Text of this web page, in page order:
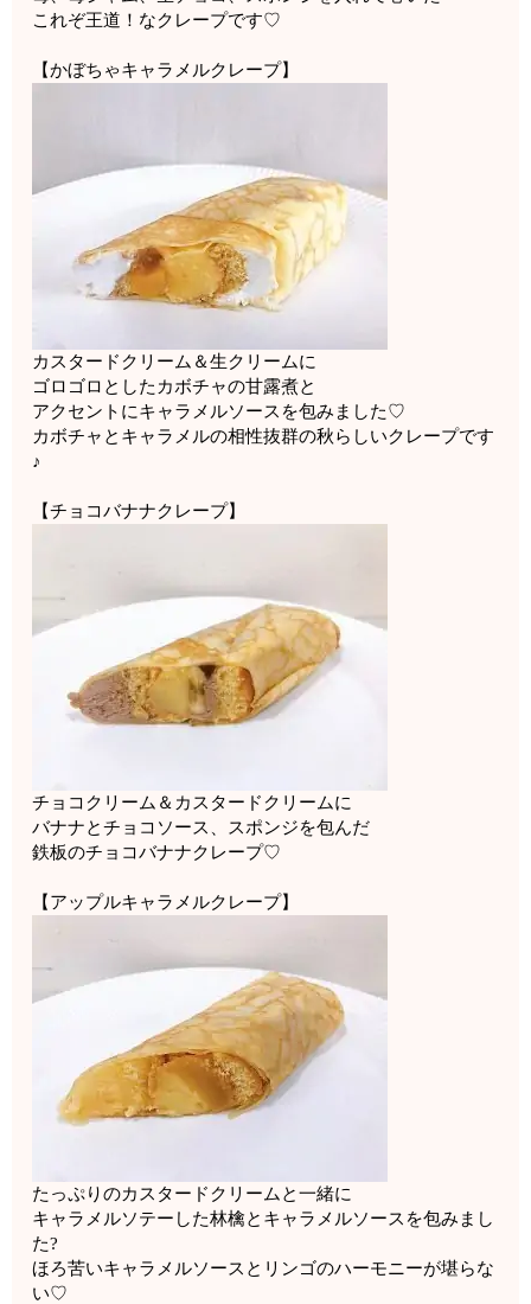
これぞ王道！なクレープです♡
【かぼちゃキャラメルクレープ】
カスタードクリーム＆生クリームに
ゴロゴロとしたカボチャの甘露煮と
アクセントにキャラメルソースを包みました♡
カボチャとキャラメルの相性抜群の秋らしいクレープです
♪
【チョコバナナクレープ】
チョコクリーム＆カスタードクリームに
バナナとチョコソース、スポンジを包んだ
鉄板のチョコバナナクレープ♡
【アップルキャラメルクレープ】
たっぷりのカスタードクリームと一緒に
キャラメルソテーした林檎とキャラメルソースを包みまし
た?
ほろ苦いキャラメルソースとリンゴのハーモニーが堪らな
い♡